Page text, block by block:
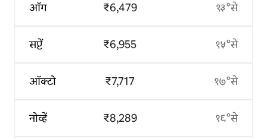
ऑग
सप्टें
ऑक्टो
नोव्हें
₹6,479
₹6,955
₹7,717
₹8,289
१३°से
१५°से
१७°से
१९°से